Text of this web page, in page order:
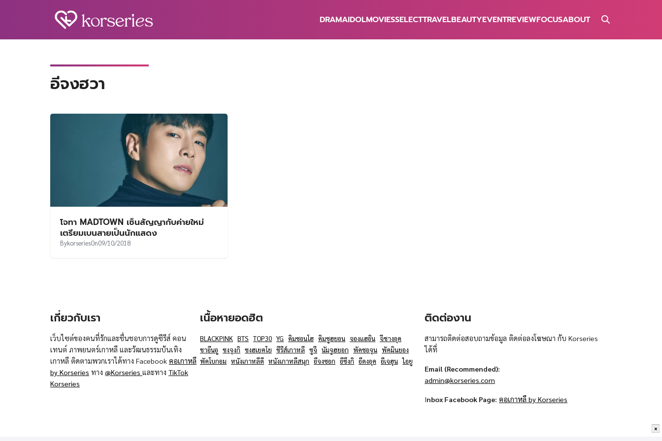
x
DRAMAIDOLMOVIESSELECTTRAVELBEAUTYEVENTREVIEWFOCUSABOUT
อีจงฮวา
โจทา MADTOWN เซ็นสัญญากับค่ายใหม่
เตรียมเบนสายเป็นนักแสดง
BykorseriesOn09/10/2018
เกี่ยวกับเรา
เว็บไซต์ของคนที่รักและชื่นชอบการดูซีรีส์ คอน
เทนต์ ภาพยนตร์เกาหลี และวัฒนธรรมบันเทิง
เกาหลี ติดตามพวกเราได้ทาง Facebook คอเกาหลี
by Korseries ทาง @Korseries และทาง TikTok
Korseries
เนื้อหายอดฮิต
BLACKPINK BTS TOP30 YG คิมซอนโฮ คิมซูฮยอน จองแฮอิน จีชางอุค
ชาอึนอู ซงจุงกิ ซงฮเยคโย ซีรีส์เกาหลี ซูจี นัมจูฮยอก พัคซอจุน พัคมินยอง
พัคโบกอม หนังเกาหลีดี หนังเกาหลีสนุก อีจงซอก อีซึงกิ อีดงอุค อีเจฮุน ไอยู
ติดต่องาน
สามารถติดต่อสอบถามข้อมูล ติดต่อลงโฆษณา กับ Korseries
ได้ที่
Email (Recommended):
admin@korseries.com
Inbox Facebook Page: คอเกาหลี by Korseries